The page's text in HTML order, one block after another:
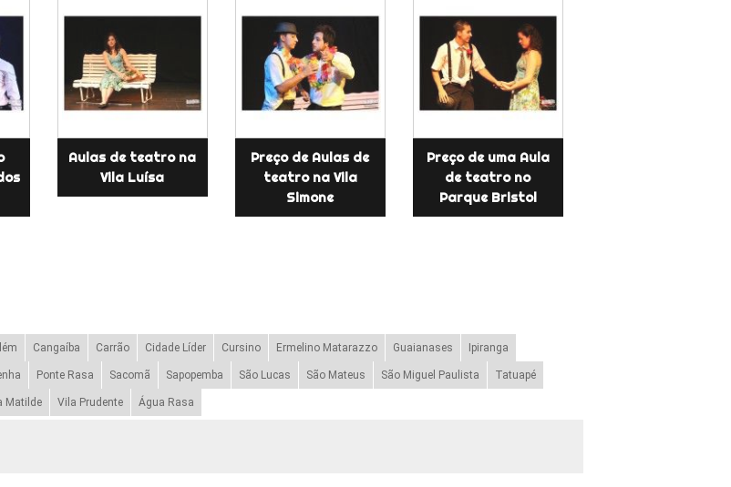
Aulas de teatro na
Vila Luísa
Preço de Aulas de
teatro na Vila
Simone
Preço de uma Aula
de teatro no
Parque Bristol
Cangaíba Carrão Cidade Líder Cursino Ermelino Matarazzo Guaianases Ipiranga
Ponte Rasa Sacomã Sapopemba São Lucas São Mateus São Miguel Paulista Tatuapé
Matilde Vila Prudente Água Rasa